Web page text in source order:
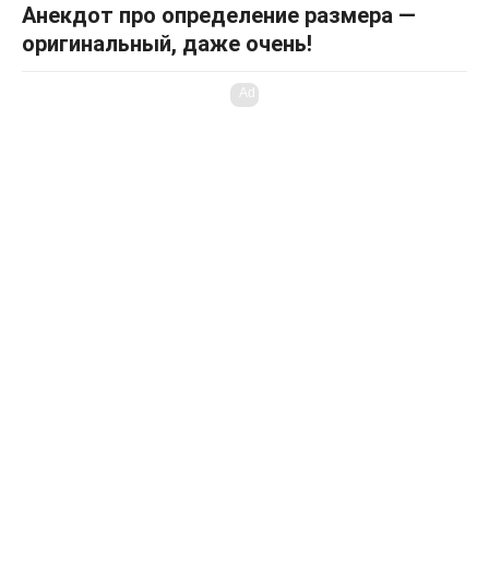
Анекдот про определение размера —
оригинальный, даже очень!
Ad